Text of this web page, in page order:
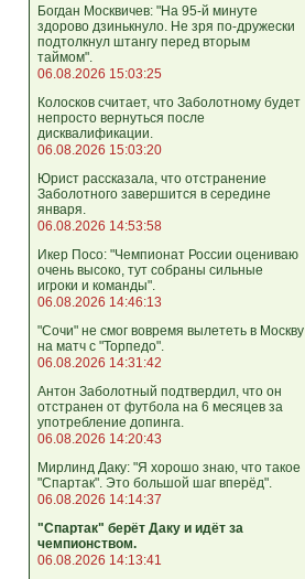
Богдан Москвичев: "На 95‑й минуте
здорово дзинькнуло. Не зря по‑дружески
подтолкнул штангу перед вторым
таймом".
06.08.2026 15:03:25
Колосков считает, что Заболотному будет
непросто вернуться после
дисквалификации.
06.08.2026 15:03:20
Юрист рассказала, что отстранение
Заболотного завершится в середине
января.
06.08.2026 14:53:58
Икер Посо: "Чемпионат России оцениваю
очень высоко, тут собраны сильные
игроки и команды".
06.08.2026 14:46:13
"Сочи" не смог вовремя вылететь в Москву
на матч с "Торпедо".
06.08.2026 14:31:42
Антон Заболотный подтвердил, что он
отстранен от футбола на 6 месяцев за
употребление допинга.
06.08.2026 14:20:43
Мирлинд Даку: "Я хорошо знаю, что такое
"Спартак". Это большой шаг вперёд".
06.08.2026 14:14:37
"Спартак" берёт Даку и идёт за
чемпионством.
06.08.2026 14:13:41